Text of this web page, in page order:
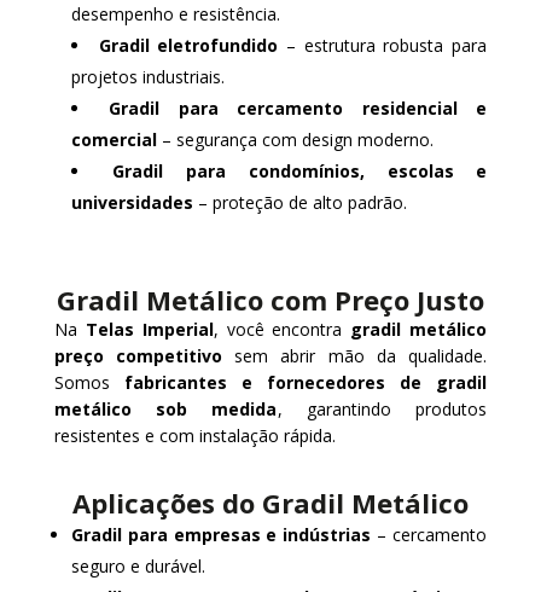
desempenho e resistência.
Gradil eletrofundido – estrutura robusta para
projetos industriais.
Gradil para cercamento residencial e
comercial– segurança com design moderno.
Gradil para condomínios, escolas e
universidades – proteção de alto padrão.
Gradil Metálico com Preço Justo
Na Telas Imperial, você encontra gradil metálico
preço competitivo sem abrir mão da qualidade.
Somos fabricantes e fornecedores de gradil
metálico sob medida, garantindo produtos
resistentes e com instalação rápida.
Aplicações do Gradil Metálico
Gradil para empresas e indústrias – cercamento
seguro e durável.